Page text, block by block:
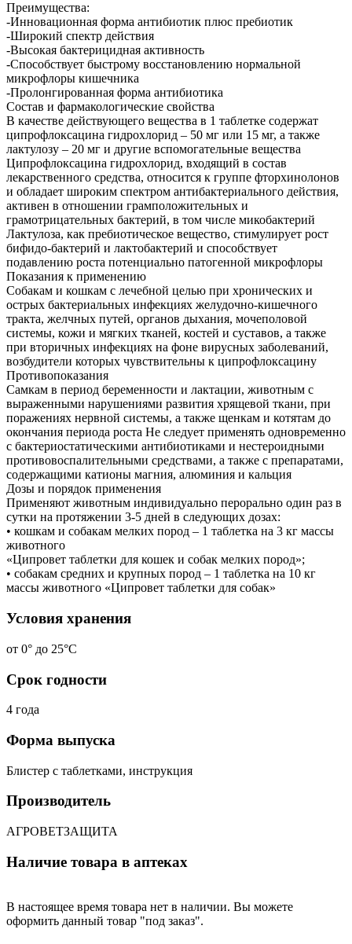
Преимущества:
-Инновационная форма антибиотик плюс пребиотик
-Широкий спектр действия
-Высокая бактерицидная активность
-Способствует быстрому восстановлению нормальной
микрофлоры кишечника
-Пролонгированная форма антибиотика
Состав и фармакологические свойства
В качестве действующего вещества в 1 таблетке содержат
ципрофлоксацина гидрохлорид – 50 мг или 15 мг, а также
лактулозу – 20 мг и другие вспомогательные вещества
Ципрофлоксацина гидрохлорид, входящий в состав
лекарственного средства, относится к группе фторхинолонов
и обладает широким спектром антибактериального действия,
активен в отношении грамположительных и
грамотрицательных бактерий, в том числе микобактерий
Лактулоза, как пребиотическое вещество, стимулирует рост
бифидо-бактерий и лактобактерий и способствует
подавлению роста потенциально патогенной микрофлоры
Показания к применению
Собакам и кошкам с лечебной целью при хронических и
острых бактериальных инфекциях желудочно-кишечного
тракта, желчных путей, органов дыхания, мочеполовой
системы, кожи и мягких тканей, костей и суставов, а также
при вторичных инфекциях на фоне вирусных заболеваний,
возбудители которых чувствительны к ципрофлоксацину
Противопоказания
Самкам в период беременности и лактации, животным с
выраженными нарушениями развития хрящевой ткани, при
поражениях нервной системы, а также щенкам и котятам до
окончания периода роста Не следует применять одновременно
с бактериостатическими антибиотиками и нестероидными
противовоспалительными средствами, а также с препаратами,
содержащими катионы магния, алюминия и кальция
Дозы и порядок применения
Применяют животным индивидуально перорально один раз в
сутки на протяжении 3-5 дней в следующих дозах:
• кошкам и собакам мелких пород – 1 таблетка на 3 кг массы
животного
«Ципровет таблетки для кошек и собак мелких пород»;
• собакам средних и крупных пород – 1 таблетка на 10 кг
массы животного «Ципровет таблетки для собак»
Условия хранения
от 0° до 25°С
Срок годности
4 года
Форма выпуска
Блистер с таблетками, инструкция
Производитель
АГРОВЕТЗАЩИТА
Наличие товара в аптеках
В настоящее время товара нет в наличии. Вы можете
оформить данный товар "под заказ".